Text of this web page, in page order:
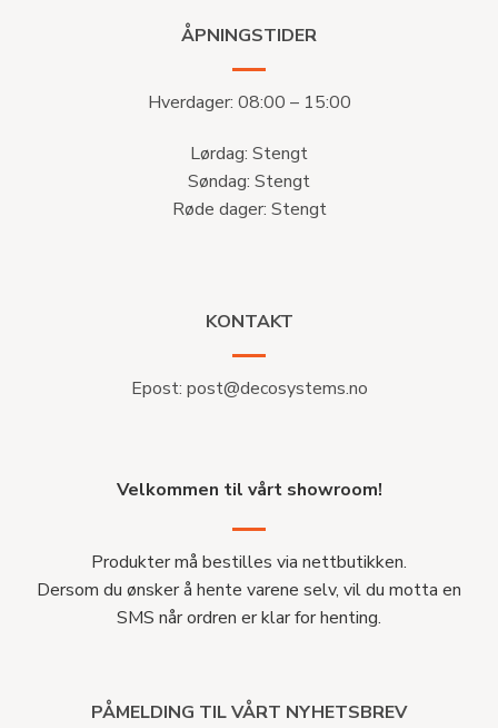
ÅPNINGSTIDER
Hverdager: 08:00 – 15:00
Lørdag: Stengt
Søndag: Stengt
Røde dager: Stengt
KONTAKT
Epost: post@decosystems.no
Velkommen til vårt showroom!
Produkter må bestilles via nettbutikken.
Dersom du ønsker å hente varene selv, vil du motta en
SMS når ordren er klar for henting.
PÅMELDING TIL VÅRT NYHETSBREV